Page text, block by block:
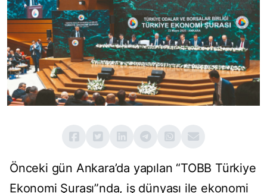
Önceki gün Ankara’da yapılan “TOBB Türkiye
Ekonomi Şurası”nda, iş dünyası ile ekonomi